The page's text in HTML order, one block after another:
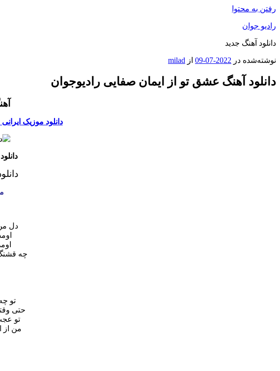
رفتن به محتوا
رادیو جوان
دانلود آهنگ جدید
نوشته‌شده در 2022-07-09 از milad
دانلود آهنگ عشق تو از ایمان صفایی رادیوجوان
دانلود موزیک
دل
چه
تو
حتی
تو
من از